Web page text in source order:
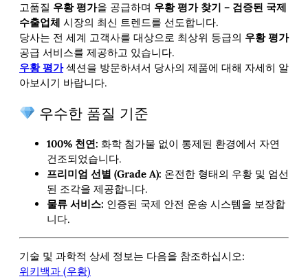
고품질 우황 평가을 공급하며 우황 평가 찾기 – 검증된 국제
수출업체 시장의 최신 트렌드를 선도합니다.
당사는 전 세계 고객사를 대상으로 최상위 등급의 우황 평가
공급 서비스를 제공하고 있습니다.
우황 평가섹션을 방문하셔서 당사의 제품에 대해 자세히 알
아보시기 바랍니다.
우수한 품질 기준
100% 천연: 화학 첨가물 없이 통제된 환경에서 자연
건조되었습니다.
프리미엄 선별 (Grade A): 온전한 형태의 우황 및 엄선
된 조각을 제공합니다.
물류 서비스: 인증된 국제 안전 운송 시스템을 보장합
니다.
기술 및 과학적 상세 정보는 다음을 참조하십시오:
위키백과 (우황)